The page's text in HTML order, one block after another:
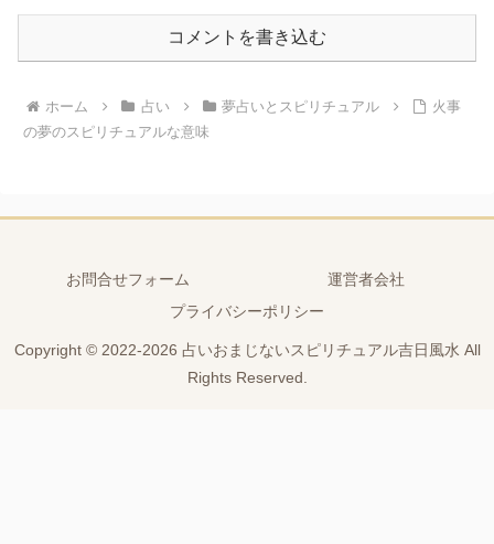
コメントを書き込む
ホーム 占い 夢占いとスピリチュアル
火事
の夢のスピリチュアルな意味
お問合せフォーム
運営者会社
プライバシーポリシー
Copyright © 2022-2026 占いおまじないスピリチュアル吉日風水 All
Rights Reserved.